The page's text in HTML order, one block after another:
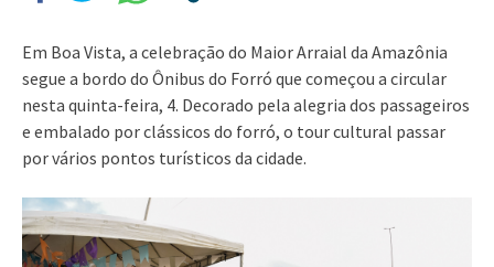
Em Boa Vista, a celebração do Maior Arraial da Amazônia
segue a bordo do Ônibus do Forró que começou a circular
nesta quinta-feira, 4. Decorado pela alegria dos passageiros
e embalado por clássicos do forró, o tour cultural passar
por vários pontos turísticos da cidade.